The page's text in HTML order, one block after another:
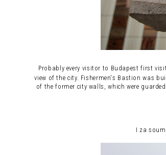
Probably every visitor to Budapest first visit
view of the city. Fishermen's Bastion was
of the former city walls, which were
I za